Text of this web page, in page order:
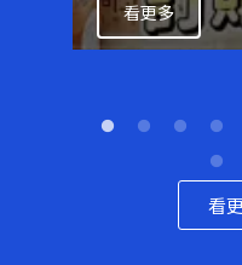
看更多
看